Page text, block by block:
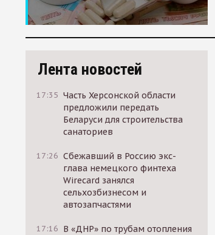
Лента новостей
17:35 Часть Херсонской области
предложили передать
Беларуси для строительства
санаториев
17:26 Сбежавший в Россию экс-
глава немецкого финтеха
Wirecard занялся
сельхозбизнесом и
автозапчастями
17:16 В «ДНР» по трубам отопления